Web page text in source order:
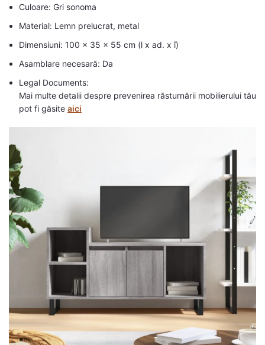
Culoare: Gri sonoma
Material: Lemn prelucrat, metal
Dimensiuni: 100 x 35 x 55 cm (l x ad. x î)
Asamblare necesară: Da
Legal Documents:
Mai multe detalii despre prevenirea răsturnării mobilierului tău
pot fi găsite aici